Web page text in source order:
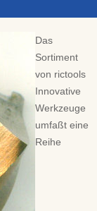
Das
Sortiment
von rictools
Innovative
Werkzeuge
umfaßt eine
Reihe